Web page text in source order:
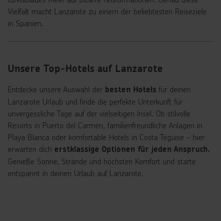
Vielfalt macht Lanzarote zu einem der beliebtesten Reiseziele
in Spanien.
Unsere Top-Hotels auf Lanzarote
Entdecke unsere Auswahl der besten Hotels für deinen
Lanzarote Urlaub und finde die perfekte Unterkunft für
unvergessliche Tage auf der vielseitigen Insel. Ob stilvolle
Resorts in Puerto del Carmen, familienfreundliche Anlagen in
Playa Blanca oder komfortable Hotels in Costa Teguise – hier
erwarten dich erstklassige Optionen für jeden Anspruch.
Genieße Sonne, Strände und höchsten Komfort und starte
entspannt in deinen Urlaub auf Lanzarote.